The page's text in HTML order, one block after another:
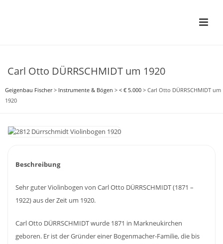
Carl Otto DÜRRSCHMIDT um 1920
Geigenbau Fischer> Instrumente & Bögen > < € 5.000 > Carl Otto DÜRRSCHMIDT um
1920
Beschreibung
Sehr guter Violinbogen von Carl Otto DÜRRSCHMIDT (1871 –
1922) aus der Zeit um 1920.
Carl Otto DÜRRSCHMIDT wurde 1871 in Markneukirchen
geboren. Er ist der Gründer einer Bogenmacher-Familie, die bis